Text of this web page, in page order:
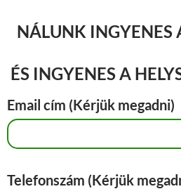
NÁLUNK INGYENES
ÉS INGYENES A
Email cím (Kérjük megadni)
Telefonszám (Kérjük